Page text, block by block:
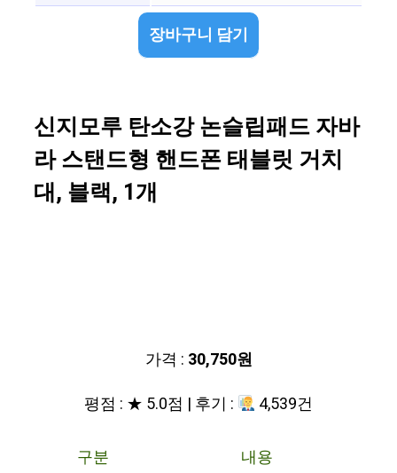
장바구니 담기
신지모루 탄소강 논슬립패드 자바
라 스탠드형 핸드폰 태블릿 거치
대, 블랙, 1개
가격 : 30,750원
평점 : ★ 5.0점 | 후기 :
4,539건
구분
내용